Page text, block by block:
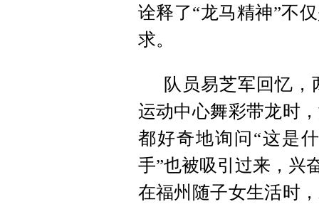
诠释了“龙马精神”不
求。
队员易芝军回忆
运动中心舞彩带龙时
都好奇地询问“这是
手”也被吸引过来，兴
在福州随子女生活时